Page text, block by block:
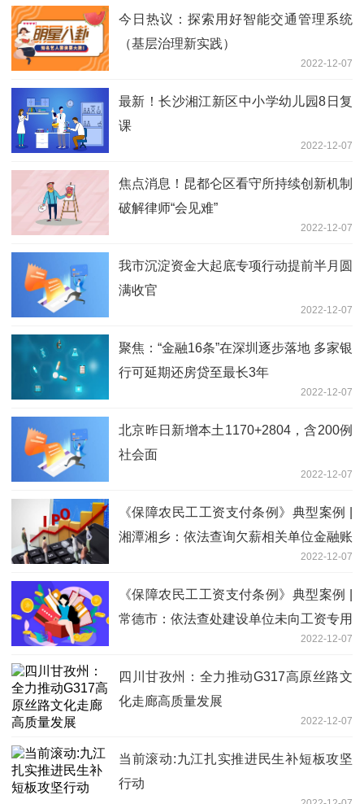
今日热议：探索用好智能交通管理系统
（基层治理新实践）
2022-12-07
最新！长沙湘江新区中小学幼儿园8日复
课
2022-12-07
焦点消息！昆都仑区看守所持续创新机制
破解律师“会见难”
2022-12-07
我市沉淀资金大起底专项行动提前半月圆
满收官
2022-12-07
聚焦：“金融16条”在深圳逐步落地 多家银
行可延期还房贷至最长3年
2022-12-07
北京昨日新增本土1170+2804，含200例
社会面
2022-12-07
《保障农民工工资支付条例》典型案例 |
湘潭湘乡：依法查询欠薪相关单位金融账
户和相关当事人拥有房产、车辆情况2022-12-07
《保障农民工工资支付条例》典型案例 |
常德市：依法查处建设单位未向工资专用
2022-12-07
四川甘孜州：全力推动G317高原丝路文
化走廊高质量发展
2022-12-07
当前滚动:九江扎实推进民生补短板攻坚
行动